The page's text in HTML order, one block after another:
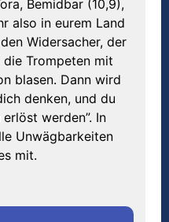
Bemidbar (10,9),
also in eurem Land
Widersacher, der
Trompeten mit
blasen. Dann wird
denken, und du
werden”. In
Unwägbarkeiten
mit.